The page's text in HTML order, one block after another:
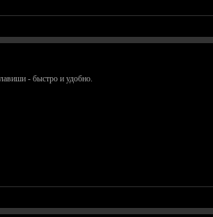
- быстро и удобно.